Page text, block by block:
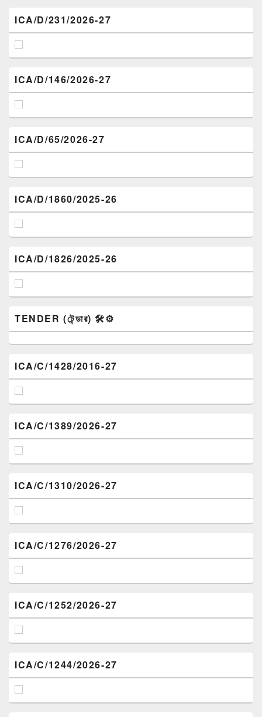
ICA/D/231/2026-27
ICA/D/146/2026-27
ICA/D/65/2026-27
ICA/D/1860/2025-26
ICA/D/1826/2025-26
TENDER (টেন্ডার) 🛠️⚙️
ICA/C/1428/2016-27
ICA/C/1389/2026-27
ICA/C/1310/2026-27
ICA/C/1276/2026-27
ICA/C/1252/2026-27
ICA/C/1244/2026-27